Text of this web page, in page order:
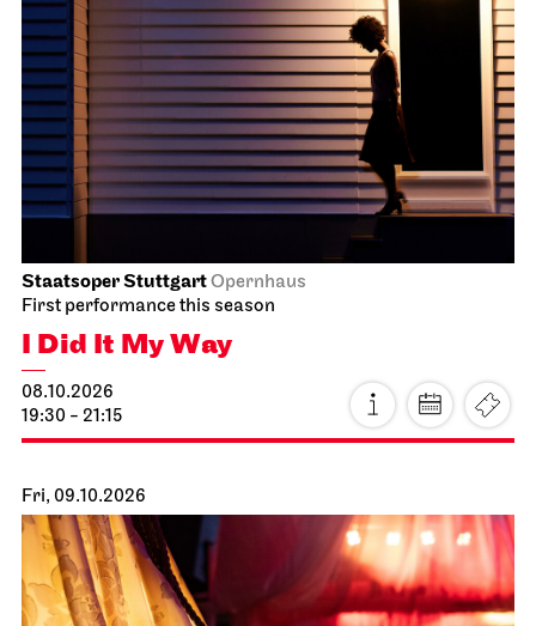
Staatsoper StuttgartOpernhaus
First performance this season
I Did It My Way
08.10.2026
19:30 - 21:15
Fri, 09.10.2026